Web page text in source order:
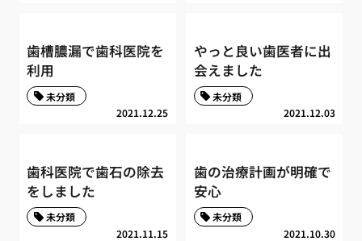
歯槽膿漏で歯科医院を
利用
2021.12.25
未分類
やっと良い歯医者に出
会えました
2021.12.03
未分類
歯科医院で歯石の除去
をしました
2021.11.15
未分類
歯の治療計画が明確で
安心
2021.10.30
未分類